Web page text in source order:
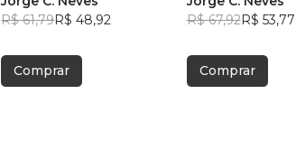
R$ 61,79R$ 48,92
Comprar
R$ 67,92R$ 53,77
Comprar